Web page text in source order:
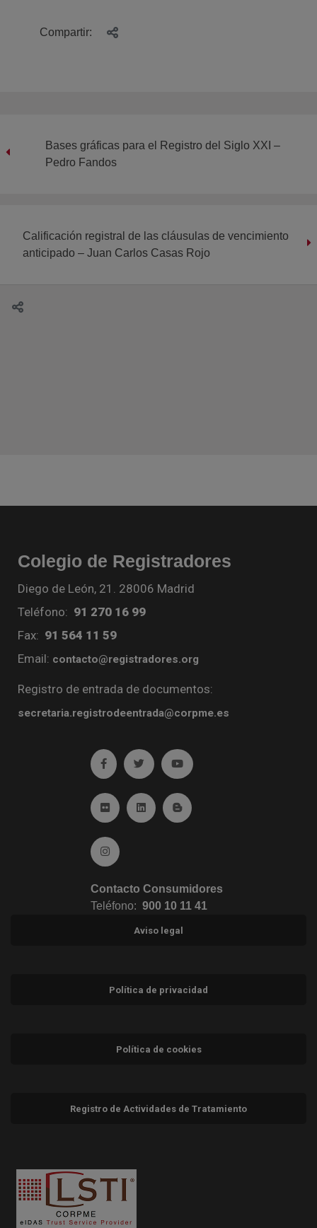
Compartir:
Bases gráficas para el Registro del Siglo XXI –
Pedro Fandos
Calificación registral de las cláusulas de vencimiento
anticipado – Juan Carlos Casas Rojo
Colegio de Registradores
Diego de León, 21. 28006 Madrid
Teléfono: 91 270 16 99
Fax: 91 564 11 59
Email: contacto@registradores.org
Registro de entrada de documentos:
secretaria.registrodeentrada@corpme.es
Ir a facebook (abre en ventana nueva)
Ir a twitter (abre en ventana nueva)
Ir a YouTube (abre en
Ir a Flickr (abre en ventana nueva)
Ir a Linkedin (abre en ventana nueva)
Ir al Blog (abre en ventana
Ir a Instagram (abre en ventana nueva)
Contacto Consumidores
Teléfono: 900 10 11 41
Aviso legal
Política de privacidad
Política de cookies
Registro de Actividades de Tratamiento